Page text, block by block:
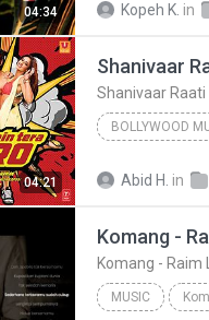
04:34 Kopeh K. in
04:21
Shanivaar
Shanivaar
BOLLYWOOD
Abid H. in
Komang -
Komang - Raim
MUSIC